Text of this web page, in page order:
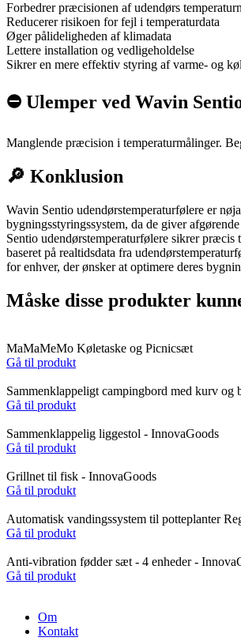
Forbedrer præcisionen af udendørs
Reducerer risikoen for fejl i temperaturdata
Øger pålideligheden af klimadata
Lettere installation og vedligeholdelse
Sikrer en mere effektiv styring af varme- og
⛔️ Ulemper ved Wavin
Manglende præcision i temperaturmålinger.
🔎 Konklusion
Wavin Sentio udendørstemperaturfølere er
bygningsstyringssystem, da de giver
Sentio udendørstemperaturfølere sikrer
baseret på realtidsdata fra
for enhver, der ønsker at optimere deres
Måske disse produkter
MaMaMeMo Køletaske og Picnicsæt
Gå til produkt
Sammenklappeligt campingbord med kurv og
Gå til produkt
Sammenklappelig liggestol - InnovaGoods
Gå til produkt
Grillnet til fisk - InnovaGoods
Gå til produkt
Automatisk vandingssystem til potteplanter
Gå til produkt
Anti-vibration fødder sæt - 4 enheder -
Gå til produkt
Om
Kontakt